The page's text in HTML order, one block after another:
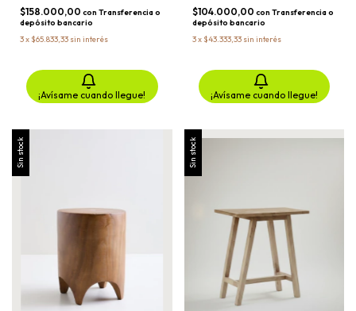
$158.000,00 con Transferencia o
depósito bancario
3x $65.833,33 sin interés
¡Avísame cuando llegue!
$104.000,00 con Transferencia o
depósito bancario
3x $43.333,33 sin interés
¡Avísame cuando llegue!
Sin stock Sin stock